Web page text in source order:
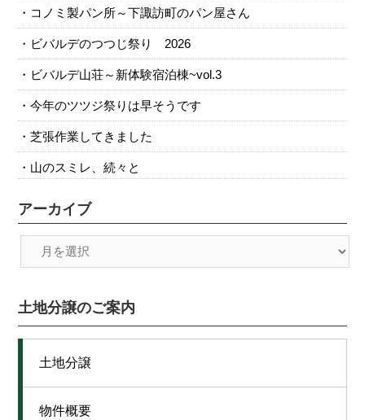
コノミ製パン所～下諏訪町のパン屋さん
ビバルデのつつじ祭り 2026
ビバルデ山荘～新体験宿泊棟~vol.3
今年のツツジ祭りは早そうです
芝張作業してきました
山のスミレ、続々と
アーカイブ
土地分譲のご案内
土地分譲
物件概要